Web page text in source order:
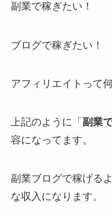
副業で稼ぎたい！
ブログで稼ぎたい！
アフィリエイトって
上記のように「 副業
容になってます。
副業ブログで稼げる
な収入になります。